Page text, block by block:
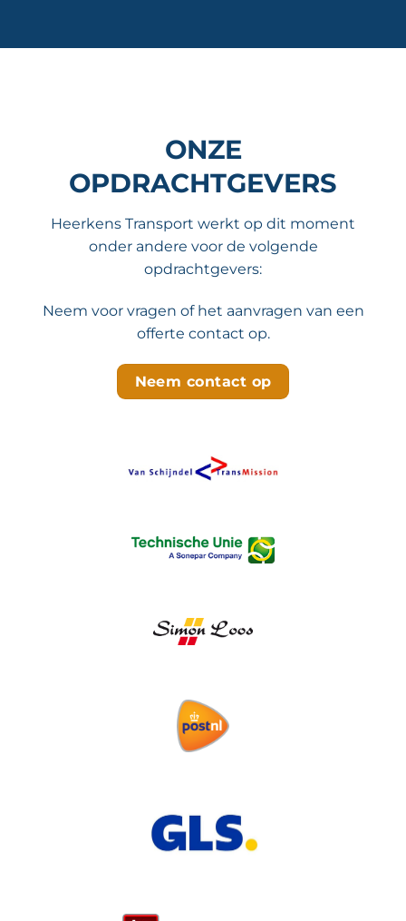
ONZE
OPDRACHTGEVERS
Heerkens Transport werkt op dit moment
onder andere voor de volgende
opdrachtgevers:
Neem voor vragen of het aanvragen van een
offerte contact op.
Neem contact op